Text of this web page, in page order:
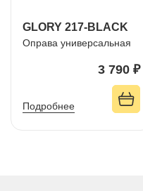
GLORY 217-BLACK
Оправа универсальная
3 790 ₽
Подробнее